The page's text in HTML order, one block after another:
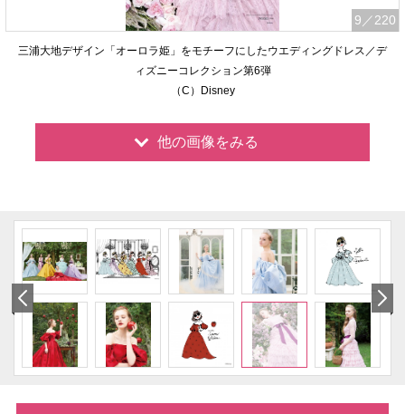
9 ／220
三浦大地デザイン「オーロラ姫」をモチーフにしたウエディングドレス／デ
ィズニーコレクション第6弾
（C）Disney
他の画像をみる